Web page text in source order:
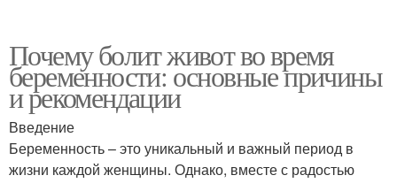
Почему болит живот во время
беременности: основные причины
и рекомендации
Введение
Беременность – это уникальный и важный период в
жизни каждой женщины. Однако, вместе с радостью